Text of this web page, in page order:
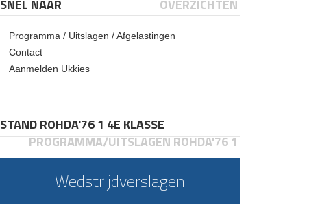
SNEL NAAR OVERZICHTEN
Programma / Uitslagen / Afgelastingen
Contact
Aanmelden Ukkies
STAND ROHDA'76 1 4E KLASSE
PROGRAMMA/UITSLAGEN ROHDA'76 1
Wedstrijdverslagen